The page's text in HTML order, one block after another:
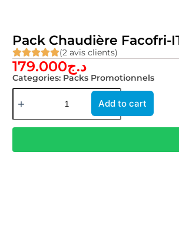
Pack Chaudière Facofri-
(2 avis clients)
179.000د.ج
Categories: Packs Promotionnels
Add to cart